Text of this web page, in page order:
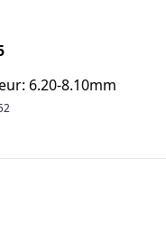
6.20-8.10mm